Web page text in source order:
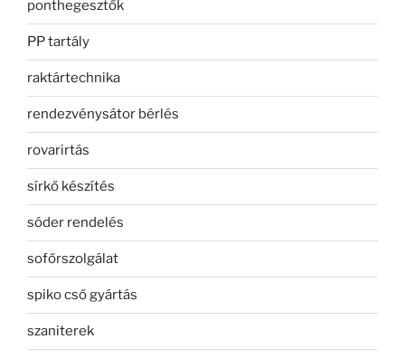
ponthegesztők
PP tartály
raktártechnika
rendezvénysátor bérlés
rovarirtás
sírkő készítés
sóder rendelés
sofőrszolgálat
spiko cső gyártás
szaniterek